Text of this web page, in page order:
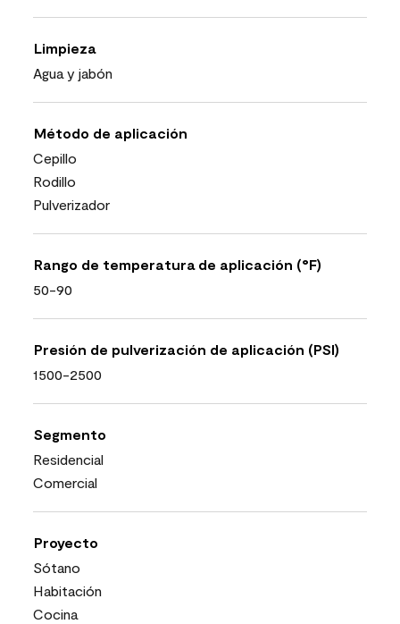
Limpieza
Agua y jabón
Método de aplicación
Cepillo
Rodillo
Pulverizador
Rango de temperatura de aplicación (°F)
50-90
Presión de pulverización de aplicación (PSI)
1500-2500
Segmento
Residencial
Comercial
Proyecto
Sótano
Habitación
Cocina